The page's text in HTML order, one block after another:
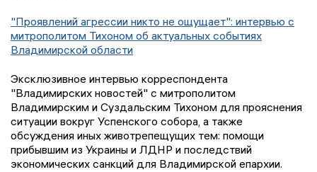
"Проявлений агрессии никто не ощущает": интервью с
митрополитом Тихоном об актуальных событиях
Владимирской области
Эксклюзивное интервью корреспондента
"Владимирских новостей" с митрополитом
Владимирским и Суздальским Тихоном для прояснения
ситуации вокруг Успенского собора, а также
обсуждения иных животрепещущих тем: помощи
прибывшим из Украины и ЛДНР и последствий
экономических санкций для Владимирской епархии.